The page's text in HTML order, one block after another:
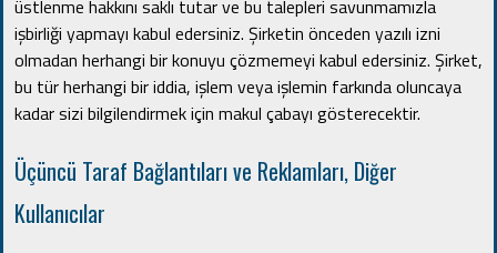
üstlenme hakkını saklı tutar ve bu talepleri savunmamızla
işbirliği yapmayı kabul edersiniz. Şirketin önceden yazılı izni
olmadan herhangi bir konuyu çözmemeyi kabul edersiniz. Şirket,
bu tür herhangi bir iddia, işlem veya işlemin farkında oluncaya
kadar sizi bilgilendirmek için makul çabayı gösterecektir.
Üçüncü Taraf Bağlantıları ve Reklamları, Diğer
Kullanıcılar